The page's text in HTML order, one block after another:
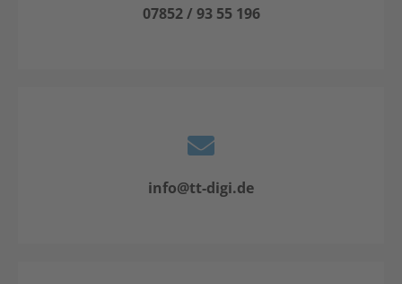
07852 / 93 55 196
info@tt-digi.de